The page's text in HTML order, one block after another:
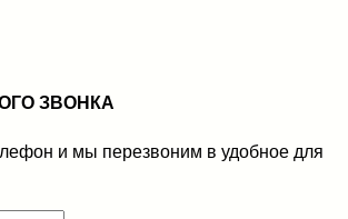
ЗВОНКА
и мы перезвоним в удобное для